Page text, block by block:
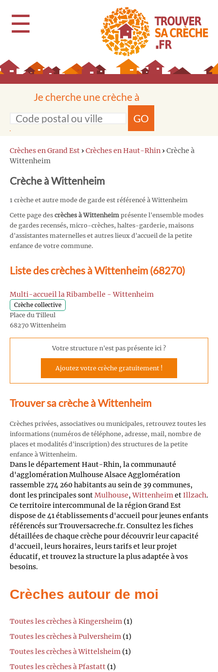
☰
Je cherche une crèche à
GO
Crèches en Grand Est › Crèches en Haut-Rhin › Crèche à
Wittenheim
Crèche à Wittenheim
1 crèche et autre mode de garde est référencé à Wittenheim
Cette page des crèches à Wittenheim présente l'ensemble modes
de gardes recensés, micro-crèches, haltes-garderie, maisons
d'assistantes maternelles et autres lieux d'accueil de la petite
enfance de votre commune.
Liste des crèches à Wittenheim (68270)
Multi-accueil la Ribambelle - Wittenheim
Crèche collective
Place du Tilleul
68270 Wittenheim
Votre structure n'est pas présente ici ?
Ajoutez votre crèche gratuitement !
Trouver sa crèche à Wittenheim
Crèches privées, associatives ou municipales, retrouvez toutes les
informations (numéros de téléphone, adresse, mail, nombre de
places et modalités d'inscription) des structures de la petite
enfance à Wittenheim.
Dans le département Haut-Rhin, la communauté
d'agglomération Mulhouse Alsace Agglomération
rassemble 274 260 habitants au sein de 39 communes,
dont les principales sontMulhouse,WittenheimetIllzach.
Ce territoire intercommunal de la région Grand Est
dispose de 41 établissements d'accueil pour jeunes enfants
référencés sur Trouversacreche.fr. Consultez les fiches
détaillées de chaque crèche pour découvrir leur capacité
d'accueil, leurs horaires, leurs tarifs et leur projet
éducatif, et trouvez la structure la plus adaptée à vos
besoins.
Crèches autour de moi
Toutes les crèches à Kingersheim (1)
Toutes les crèches à Pulversheim (1)
Toutes les crèches à Wittelsheim (1)
Toutes les crèches à Pfastatt (1)